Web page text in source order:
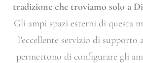
tradizione che troviamo solo a
Gli ampi spazi esterni di questa
l’eccellente servizio di supporto
permettono di configurare gli